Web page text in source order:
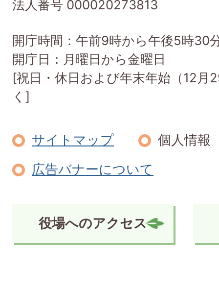
法人番号 000020273813
開庁時間：午前9時から午後5時30
開庁日：月曜日から金曜日
[祝日・休日および年末年始（12月
く]
サイトマップ
個人情報
広告バナーについて
役場へのアクセス